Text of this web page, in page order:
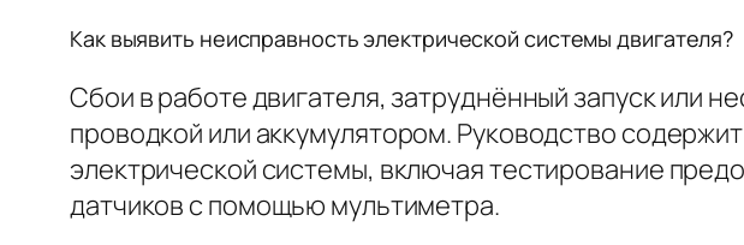
Как выявить неисправность электрической системы двигателя?
Сбои в работе двигателя, затруднённый запуск или
проводкой или аккумулятором. Руководство
электрической системы, включая тестирование
датчиков с помощью мультиметра.